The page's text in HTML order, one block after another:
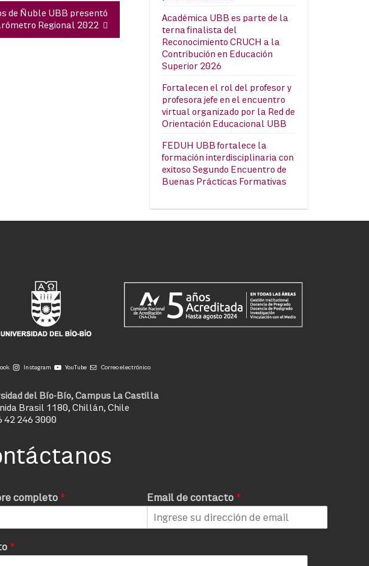
de Ñuble UBB presentó
Regional 2022
Académica UBB es parte de la
terna finalista del
Reconocimiento CRUCH a la
Contribución en Educación
Superior 2026
Fortalecen el rol del profesor y
profesora jefe en el encuentro
virtual organizado por la Red de
Orientación Educacional UBB
FEDUH UBB fortalece la
formación interdisciplinaria con
exitoso Segundo Encuentro de
Buenas Prácticas Formativas
Instagram YouTube Correo electrónico
del Bío-Bío, Campus La Castilla
Brasil 1180, Chillán, Chile
42 246 3000
completo * Email de contacto *
*